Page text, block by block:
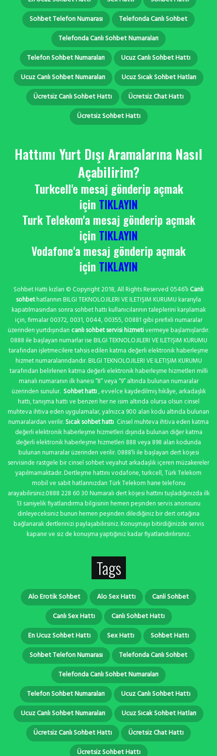
Sohbet Telefon Numarası
Telefonda Canlı Sohbet
Telefonda Canlı Sohbet Numaraları
Telefon Sohbet Numaraları
Ucuz Canlı Sohbet Hattı
Ucuz Canlı Sohbet Numaraları
Ucuz Sıcak Sohbet Hatları
Ücretsiz Canlı Sohbet Hattı
Ücretsiz Chat Hattı
Ücretsiz Sohbet Hattı
Hattımı Yurt Dışı Aramalarına Nasıl
Açabilirim?
Turkcell'e mesaj gönderip açmak
için TIKLAYIN
Turk Telekom'a mesaj gönderip açmak
için TIKLAYIN
Vodafone'a mesaj gönderip açmak
için TIKLAYIN
Sohbet Hattı kızları © Copyright 2018, All Rights Reserved 0546’lı Canlı
sohbethatlarının BILGI TEKNOLOJILERI VE ILETIŞIM KURUMU kararıyla
kapatılmasından sonra sohbet hattı kullanıcılarının taleplerini karşılamak
için, firmalar 00372, 0031, 0044, 00355, 00881 gibi prefixli numaralar
üzerinden yurtdışından canlı sohbet servisi hizmetivermeye başlamışlardır.
0888 ile başlayan numarlar ise BILGI TEKNOLOJILERI VE ILETIŞIM KURUMU
tarafından işletmecilere tahsis edilen katma değerli elektronik haberleşme
hizmet numaralarındandır. BILGI TEKNOLOJILERI VE ILETIŞIM KURUMU
tarafından belirlenen katma değerli elektronik haberleşme hizmetleri milli
manalı numaranın ilk hanesi “8” veya “9” altında bulunan numaralar
üzerinden sunulur. Sohbet hattı, evvelce kaydedilmiş hikâye, arkadaşlık
hattı, tanışma hattı ve benzeri her ne isim altında olursa olsun cinsel
muhteva ihtiva eden uygulamalar, yalnızca 900 alan kodu altında bulunan
numaralardan verilir.Sıcak sohbet hattı Cinsel muhteva ihtiva eden katma
değerli elektronik haberleşme hizmetleri dışında bulunan diğer katma
değerli elektronik haberleşme hizmetleri 888 veya 898 alan kodunda
bulunan numaralar üzerinden verilir. 0888’li ile başlayan dert köşesi
servisinde rastgele bir cinsel sohbet veyahut arkadaşlık içeren müzakereler
yapılmamaktadır. Dertleşme hattını vodafone, turkcell, Türk Telekom
mobil ve sabit hatlarınızdan Türk Telekom hane telefonu
arayabilirsiniz.0888 228 60 30 Numaralı dert köşesi hattını tuşladığınızda ilk
13 saniyelik fiyatlandırma bilgisinin hemen peşinden servis anonsunu
dinleyeceksiniz bunun hemen peşinden dilediğiniz bir dert ortağına
bağlanarak dertlerinizi paylaşabilirsiniz. Konuşmayı bitirdiğinizde servis
kapanır ve siz de konuşma yaptığınız kadar fiyatlandırılırsınız.
Tags
Alo Erotik Sohbet Alo Sex Hattı
Canli Sohbet
Canlı Sex Hattı
Canlı Sohbet Hattı
En Ucuz Sohbet Hattı
Sex Hattı
Sohbet Hattı
Sohbet Telefon Numarası
Telefonda Canlı Sohbet
Telefonda Canlı Sohbet Numaraları
Telefon Sohbet Numaraları
Ucuz Canlı Sohbet Hattı
Ucuz Canlı Sohbet Numaraları
Ucuz Sıcak Sohbet Hatları
Ücretsiz Canlı Sohbet Hattı
Ücretsiz Chat Hattı
Ücretsiz Sohbet Hattı